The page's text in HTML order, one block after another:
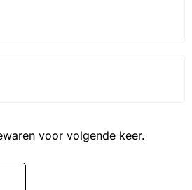
voor volgende keer.